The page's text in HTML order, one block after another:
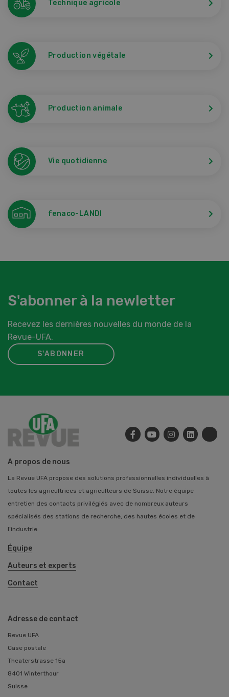
Technique agricole
Production végétale
Production animale
Vie quotidienne
fenaco-LANDI
S'abonner à la newletter
Recevez les dernières nouvelles du monde de la
Revue-UFA.
S'ABONNER
A propos de nous
La Revue UFA propose des solutions professionnelles individuelles à
toutes les agricultrices et agriculteurs de Suisse. Notre équipe
entretien des contacts privilégiés avec de nombreux auteurs
spécialisés des stations de recherche, des hautes écoles et de
l’industrie.
Équipe
Auteurs et experts
Contact
Adresse de contact
Revue UFA
Case postale
Theaterstrasse 15a
8401 Winterthour
Suisse